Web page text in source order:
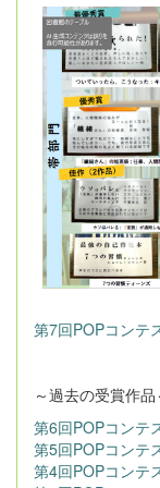
第7回POPコンテ
～過去の受賞作品
第6回POPコンテ
第5回POPコンテ
第4回POPコンテ